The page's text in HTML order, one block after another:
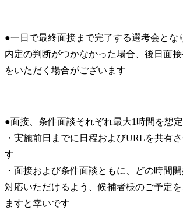
●一日で最終面接まで完了する選考会とな
内定の判断がつかなかった場合、後日面
をいただく場合がございます
●面接、条件面談それぞれ最大1時間を想
・実施前日までに日程およびURLを共有
す
・面接および条件面談ともに、どの時間
対応いただけるよう、候補者様のご予定
ますと幸いです